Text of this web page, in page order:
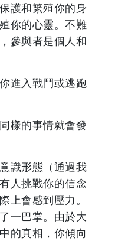
護和繁殖你的身
你的心靈。不難
參與者是個人和
進入戰鬥或逃跑
樣的事情就會發
識形態（通過我
人挑戰你的信念
上會感到壓力。
一巴掌。由於大
的真相，你傾向